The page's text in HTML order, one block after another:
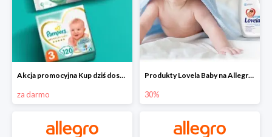
Akcja promocyjna Kup dziś dostawa jutro
za darmo
Produkty Lovela Baby na Allegro do -30%
30%